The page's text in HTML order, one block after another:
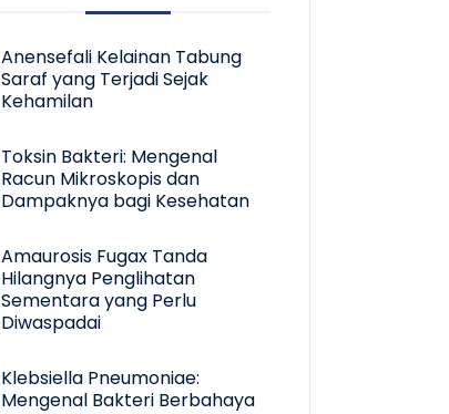
Anensefali Kelainan Tabung
Saraf yang Terjadi Sejak
Kehamilan
Toksin Bakteri: Mengenal
Racun Mikroskopis dan
Dampaknya bagi Kesehatan
Amaurosis Fugax Tanda
Hilangnya Penglihatan
Sementara yang Perlu
Diwaspadai
Klebsiella Pneumoniae:
Mengenal Bakteri Berbahaya